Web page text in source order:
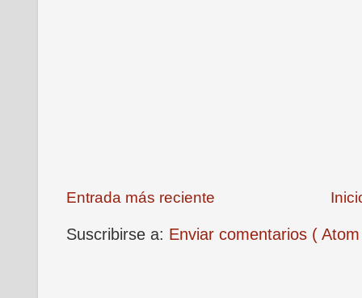
Entrada más reciente
Suscribirse a: Enviar comentarios (